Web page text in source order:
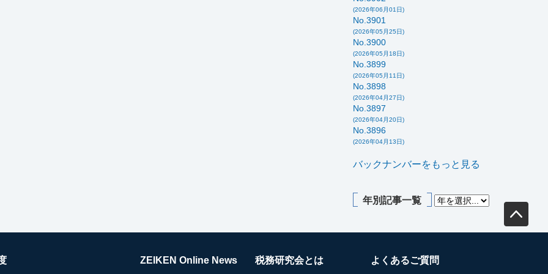
(2026年06月01日)
No.3901
(2026年05月25日)
No.3900
(2026年05月18日)
No.3899
(2026年05月11日)
No.3898
(2026年04月27日)
No.3897
(2026年04月20日)
No.3896
(2026年04月13日)
バックナンバーをもっと見る
年別記事一覧
ZEIKEN Online News 税務研究会とは よくあるご質問